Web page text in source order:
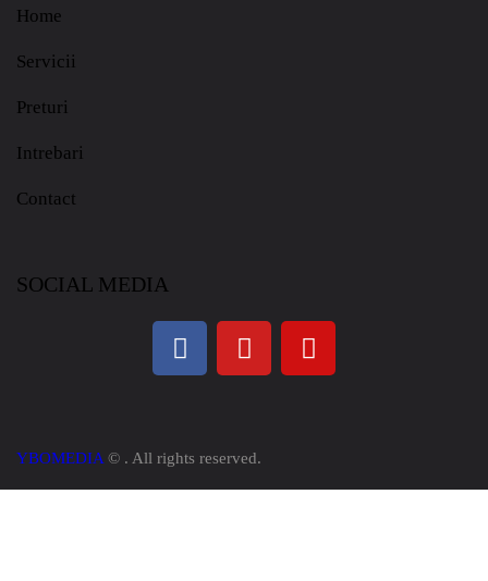
Home
Servicii
Preturi
Intrebari
Contact
SOCIAL MEDIA
YBOMEDIA© . All rights reserved.